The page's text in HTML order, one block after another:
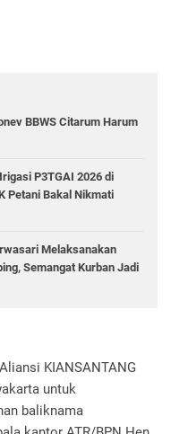
BBWS Citarum Harum
P3TGAI 2026 di
Petani Bakal Nikmati
Melaksanakan
Semangat Kurban Jadi
KIANSANTANG
untuk
baliknama